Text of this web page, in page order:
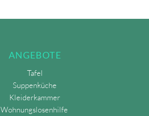
ANGEBOTE
Tafel
Suppenküche
Kleiderkammer
Wohnungslosenhilfe